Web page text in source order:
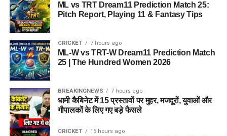
ML vs TRT Dream11 Prediction Match 25:
Pitch Report, Playing 11 & Fantasy Tips
CRICKET 7 hours ago
ML-W vs TRT-W Dream11 Prediction Match
25 | The Hundred Women 2026
BREAKINGNEWS 7 hours ago
धामी कैबिनेट में 15 प्रस्तावों पर मुहर, मजदूरों, युवाओं और
गौपालकों के लिए गए बड़े फैसले
CRICKET 16 hours ago